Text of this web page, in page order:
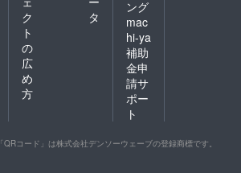
ク
ト
の
広
め
方
タ
ング
mac
hi-ya
補助
金申
請サ
ポー
ト
「QRコード」は株式会社デンソーウェーブの登録商標です。